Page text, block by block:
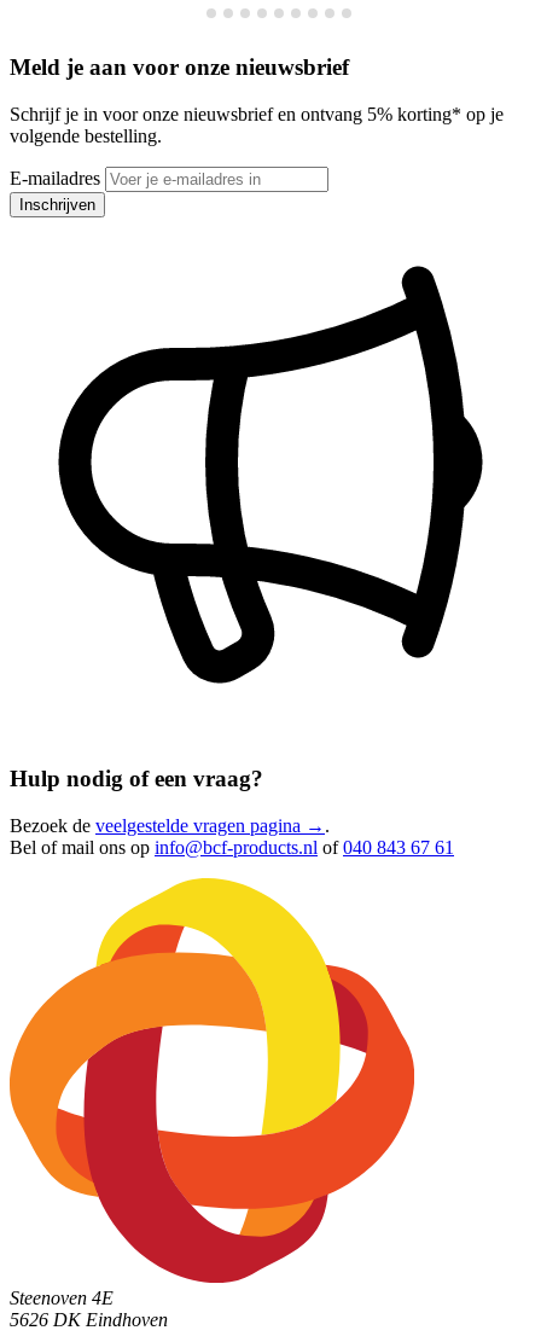
Meld je aan voor onze nieuwsbrief
Schrijf je in voor onze nieuwsbrief en ontvang 5% korting* op je
volgende bestelling.
E-mailadres
Inschrijven
Hulp nodig of een vraag?
Bezoek de veelgestelde vragen pagina → .
Bel of mail ons op info@bcf-products.nl of040 843 67 61
Steenoven 4E
5626 DK Eindhoven